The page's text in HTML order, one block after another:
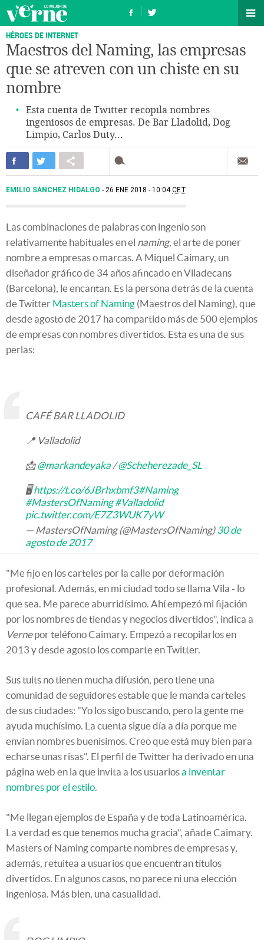
HÉROES DE INTERNET
Maestros del Naming, las empresas
que se atreven con un chiste en su
nombre
Esta cuenta de Twitter recopila nombres
ingeniosos de empresas. De Bar Lladolid, Dog
Limpio, Carlos Duty...
EMILIO SÁNCHEZ HIDALGO 26 ENE 2018 - 10:04CET
Las combinaciones de palabras con ingenio son
relativamente habituales en el naming, el arte de poner
nombre a empresas o marcas. A Miquel Caimary, un
diseñador gráfico de 34 años afincado en Viladecans
(Barcelona), le encantan. Es la persona detrás de la cuenta
de Twitter Masters of Naming (Maestros del Naming), que
desde agosto de 2017 ha compartido más de 500 ejemplos
de empresas con nombres divertidos. Esta es una de sus
perlas:
CAFÉ BAR LLADOLID
📍 Valladolid
📩@markandeyaka /@Scheherezade_SL
🖥https://t.co/6JBrhxbmf3#Naming
#MastersOfNaming #Valladolid
pic.twitter.com/E7Z3WUK7yW
— MastersOfNaming (@MastersOfNaming)30 de
agosto de 2017
"Me fijo en los carteles por la calle por deformación
profesional. Además, en mi ciudad todo se llama Vila - lo
que sea. Me parece aburridísimo. Ahí empezó mi fijación
por los nombres de tiendas y negocios divertidos", indica a
Vernepor teléfono Caimary. Empezó a recopilarlos en
2013 y desde agosto los comparte en Twitter.
Sus tuits no tienen mucha difusión, pero tiene una
comunidad de seguidores estable que le manda carteles
de sus ciudades: "Yo los sigo buscando, pero la gente me
ayuda muchísimo. La cuenta sigue día a día porque me
envían nombres buenísimos. Creo que está muy bien para
echarse unas risas". El perfil de Twitter ha derivado en una
página web en la que invita a los usuariosa inventar
nombres por el estilo.
"Me llegan ejemplos de España y de toda Latinoamérica.
La verdad es que tenemos mucha gracia", añade Caimary.
Masters of Naming comparte nombres de empresas y,
además, retuitea a usuarios que encuentran títulos
divertidos. En algunos casos, no parece ni una elección
ingeniosa. Más bien, una casualidad.